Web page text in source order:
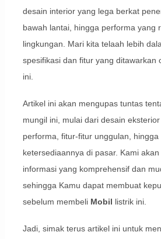
desain interior yang lega berkat
bawah lantai, hingga performa yang
lingkungan. Mari kita telaah lebih
spesifikasi dan fitur yang ditawarkan
ini.
Artikel ini akan mengupas tuntas
mungil ini, mulai dari desain eksterior
performa, fitur-fitur unggulan, hingga
ketersediaannya di pasar. Kami
informasi yang komprehensif dan
sehingga Kamu dapat membuat
sebelum membeli Mobil listrik ini.
Jadi, simak terus artikel ini untuk